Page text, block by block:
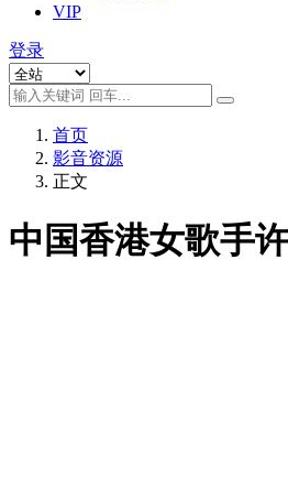
VIP
登录
首页
影音资源
正文
中国香港女歌手